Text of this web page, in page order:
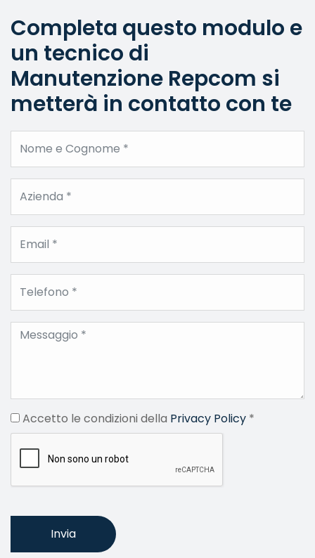
Completa questo modulo e
un tecnico di
Manutenzione Repcom si
metterà in contatto con te
Accetto le condizioni della Privacy Policy *
Invia